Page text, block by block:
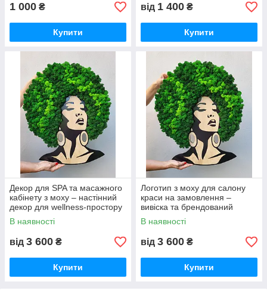
1 000 ₴
Купити
від 1 400 ₴
Купити
Декор для SPA та масажного
кабінету з моху – настінний
декор для wellness-простору
В наявності
від 3 600 ₴
Купити
Логотип з моху для салону
краси на замовлення –
вивіска та брендований
декор для бізнесу
В наявності
від 3 600 ₴
Купити